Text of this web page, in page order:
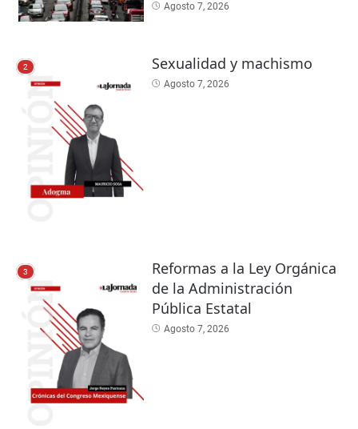
Agosto 7, 2026
2 Sexualidad y machismo
Agosto 7, 2026
3
Reformas a la Ley Orgánica
de la Administración
Pública Estatal
Agosto 7, 2026